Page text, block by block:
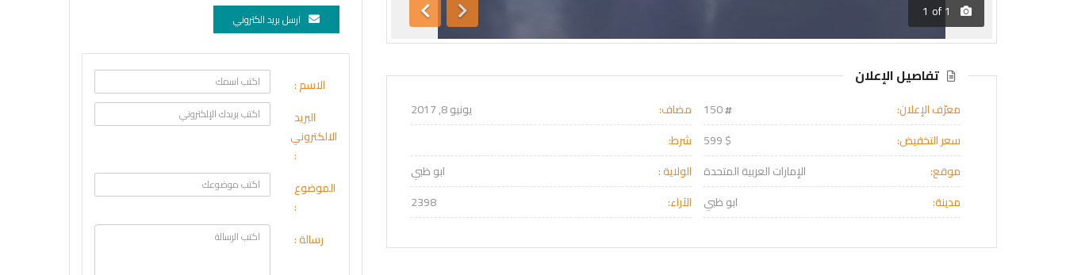
1 of1
السابقالتالي
تفاصيل الإعلان
معرّف الإعلان: مضاف:
يونيو 8, 2017
سعر التخفيض:
$ 599
شرط:
موقع:
الإمارات العربية المتحدة الولاية :
ابو ظبي
مدينة:
ابو ظبي الآراء: 2398
ارسل بريد الكتروني
الاسم :
البريد
الالكتروني
:
الموضوع
:
رسالة :